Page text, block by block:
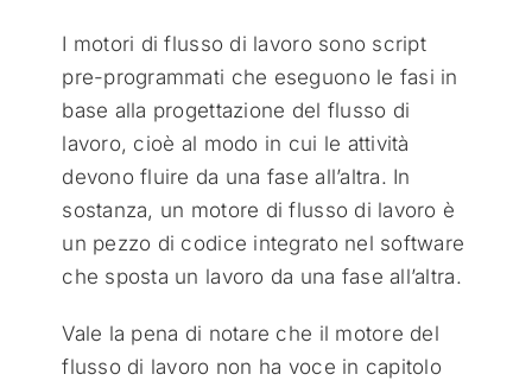
I motori di flusso di lavoro sono script
pre-programmati che eseguono le fasi in
base alla progettazione del flusso di
lavoro, cioè al modo in cui le attività
devono fluire da una fase all’altra. In
sostanza, un motore di flusso di lavoro è
un pezzo di codice integrato nel software
che sposta un lavoro da una fase all’altra.
Vale la pena di notare che il motore del
flusso di lavoro non ha voce in capitolo